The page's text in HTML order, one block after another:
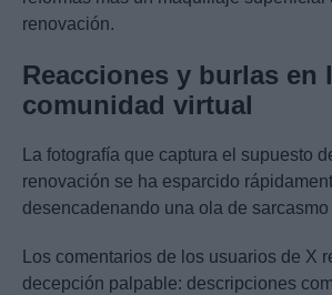
renovación.
Reacciones y burlas en
comunidad virtual
La fotografía que captura el supuesto
renovación se ha esparcido
desencadenando una ola de sarcasmo
Los comentarios de los usuarios de X
decepción palpable: descripciones